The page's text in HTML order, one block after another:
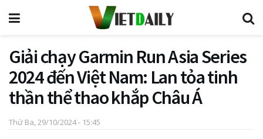
Giải chạy Garmin Run Asia Series
2024 đến Việt Nam: Lan tỏa tinh
thần thể thao khắp Châu Á
Thứ Ba, 29/10/2024 - 15:45